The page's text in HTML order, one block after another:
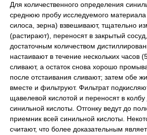
Для количественного определения
среднюю пробу исследуемого материала
силоса, зерна) взвешивают, тщательно
(растирают), переносят в закрытый
достаточным количеством
настаивают в течение нескольких часов
сливают, а остаток снова хорошо
после отстаивания сливают; затем обе
вместе и фильтруют. Фильтрат
щавелевой кислотой и переносят в колбу
синильной кислоты. Отгонку ведут до
приемник всей синильной кислоты.
считают, что более доказательным